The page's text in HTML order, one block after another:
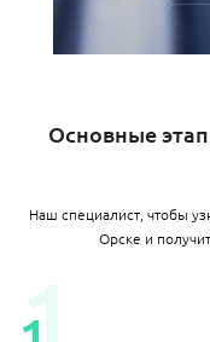
Основные
Наш специалист, чтобы
Орске и